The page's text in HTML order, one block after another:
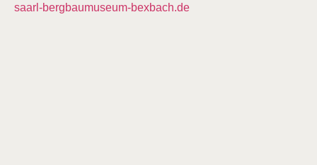
saarl-bergbaumuseum-bexbach.de